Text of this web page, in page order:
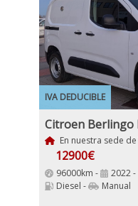
IVA DEDUCIBLE
En nuestra sede de
12900€
96000km - 2022 -
Diesel -
Manual